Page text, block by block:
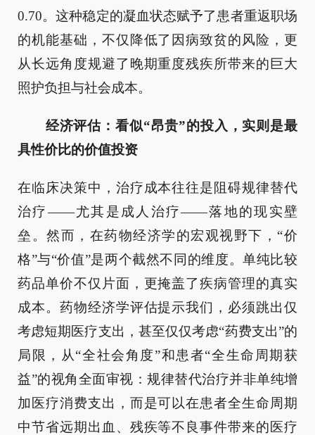
0.70。这种稳定的凝血状态赋予了患者重返职场
的机能基础，不仅降低了因病致贫的风险，更
从长远角度规避了晚期重度残疾所带来的巨大
照护负担与社会成本。
经济评估：看似“昂贵”的投入，实则是最
具性价比的价值投资
在临床决策中，治疗成本往往是阻碍规律替代
治疗——尤其是成人治疗——落地的现实壁
垒。然而，在药物经济学的宏观视野下，“价
格”与“价值”是两个截然不同的维度。单纯比较
药品单价不仅片面，更掩盖了疾病管理的真实
成本。药物经济学评估提示我们，必须跳出仅
考虑短期医疗支出，甚至仅仅考虑“药费支出”的
局限，从“全社会角度”和患者“全生命周期获
益”的视角全面审视：规律替代治疗并非单纯增
加医疗消费支出，而是可以在患者全生命周期
中节省远期出血、残疾等不良事件带来的医疗